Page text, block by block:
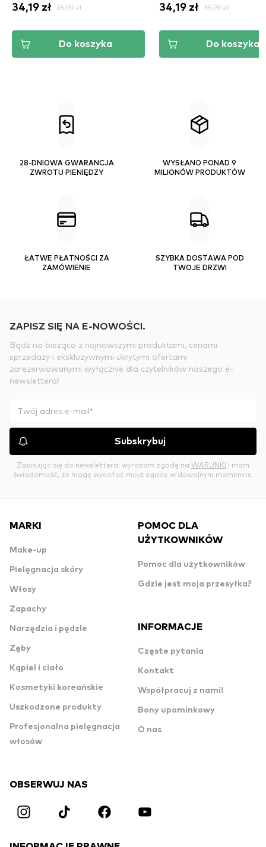
34,19 zł 35,99 zł
Do koszyka
34,19 zł 35,99 zł
Do koszyka
28-DNIOWA GWARANCJA
ZWROTU PIENIĘDZY
WYSŁANO PONAD 9
MILIONÓW PRODUKTÓW
ŁATWE PŁATNOŚCI ZA
ZAMÓWIENIE
SZYBKA DOSTAWA POD
TWOJE DRZWI
ZAPISZ SIĘ NA E-NOWOŚCI.
Bądź na bieżąco z najnowszymi produktami, cenami
sprzedaży i ekskluzywnymi ukrytymi ofertami
zarezerwowanymi wyłącznie dla czytelników naszego e-
newslettera!
Subskrybuj
Zapisując się do newslettera, wyrażam zgodę na WARUNKI i mam
świadomość, że mogę wycofać moja zgodę w dowolnym momencie.
MARKI
Make-up
Pielęgnacja skóry
Włosy
Zapachy
Narzędzia i pędzle
Zęby
Kąpiel i ciało
Kosmetyki koreańskie
Uszkodzone produkty
Profesjonalna pielęgnacja
włosów
POMOC DLA
UŻYTKOWNIKÓW
Pomoc dla użytkowników
Gdzie jest moja przesyłka?
INFORMACJE
Częste pytania
Kontakt
Współpracuj z nami!
Bony upominkowy
O nas
OBSERWUJ NAS